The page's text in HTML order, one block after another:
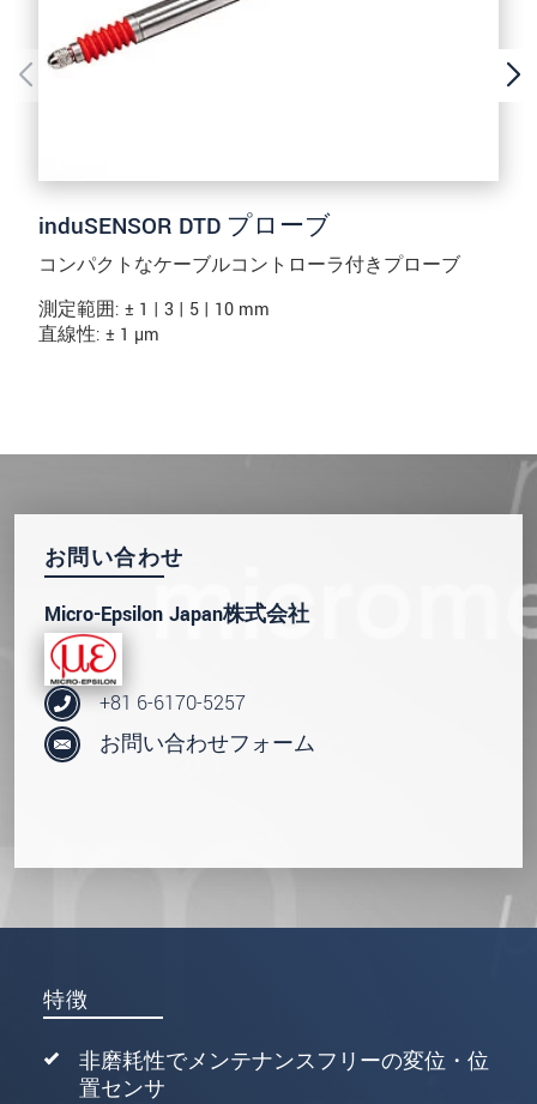
induSENSOR DTD プローブ
コンパクトなケーブルコントローラ付きプローブ
測定範囲: ± 1 | 3 | 5 | 10 mm
直線性: ± 1 µm
特徴
非磨耗性でメンテナンスフリーの変位・位
置センサ
お問い合わせ
Micro-Epsilon Japan株式会社
+81 6-6170-5257
お問い合わせフォーム